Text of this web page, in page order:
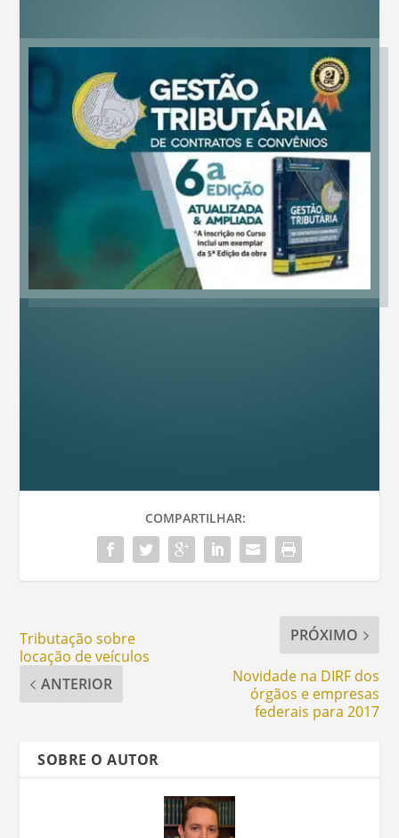
COMPARTILHAR:
Tributação sobre
locação de veículos
ANTERIOR
PRÓXIMO
Novidade na DIRF dos
órgãos e empresas
federais para 2017
SOBRE O AUTOR